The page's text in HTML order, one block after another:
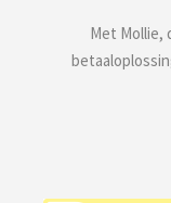
Met Mollie,